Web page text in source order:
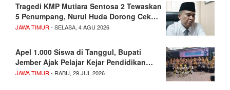
Tragedi KMP Mutiara Sentosa 2 Tewaskan
5 Penumpang, Nurul Huda Dorong Cek…
JAWA TIMUR - SELASA, 4 AGU 2026
Apel 1.000 Siswa di Tanggul, Bupati
Jember Ajak Pelajar Kejar Pendidikan…
JAWA TIMUR - RABU, 29 JUL 2026